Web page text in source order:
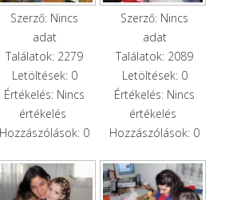
Szerző: Nincs
adat
Találatok: 2279
Letöltések: 0
Értékelés: Nincs
értékelés
Hozzászólások: 0
Szerző: Nincs
adat
Találatok: 2089
Letöltések: 0
Értékelés: Nincs
értékelés
Hozzászólások: 0